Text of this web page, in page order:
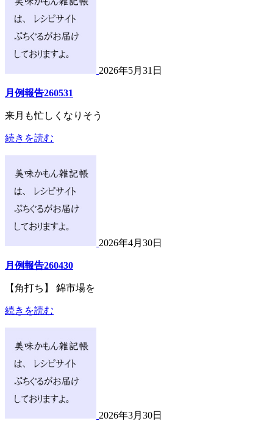
2026年5月31日
月例報告260531
来月も忙しくなりそう
続きを読む
2026年4月30日
月例報告260430
【角打ち】 錦市場を
続きを読む
2026年3月30日